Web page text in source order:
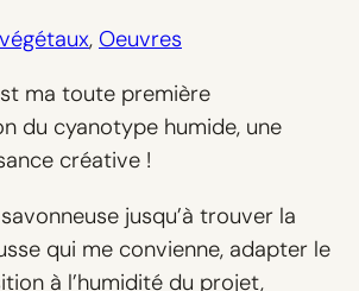
, Oeuvres
ma toute première
du cyanotype humide, une
créative !
jusqu’à trouver la
qui me convienne, adapter le
à l’humidité du projet,